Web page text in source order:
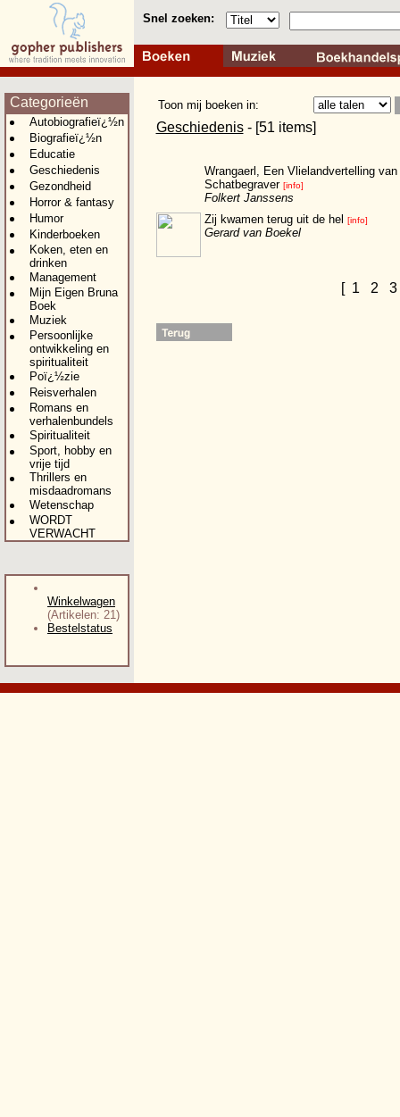
Snel zoeken:
Categorieën
Autobiografieï¿½n
Biografieï¿½n
Educatie
Geschiedenis
Gezondheid
Horror & fantasy
Humor
Kinderboeken
Koken, eten en
drinken
Management
Mijn Eigen Bruna
Boek
Muziek
Persoonlijke
ontwikkeling en
spiritualiteit
Poï¿½zie
Reisverhalen
Romans en
verhalenbundels
Spiritualiteit
Sport, hobby en
vrije tijd
Thrillers en
misdaadromans
Wetenschap
WORDT
VERWACHT
Winkelwagen
(Artikelen: 21)
Bestelstatus
Toon mij boeken in:
Geschiedenis- [51 items]
Wrangaerl, Een Vlielandvertelling van
Schatbegraver [info]
Folkert Janssens
Zij kwamen terug uit de hel
[info]
Gerard van Boekel
[ 1 2